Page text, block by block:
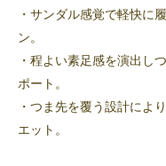
・サンダル感覚で軽快に
ン。
・程よい素足感を演出し
ポート。
・つま先を覆う設計によ
エット。